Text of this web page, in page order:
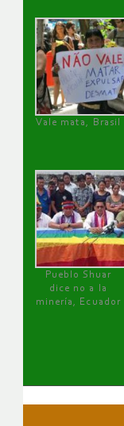
Vale mata, Brasil
Pueblo Shuar
dice no a la
minería, Ecuador